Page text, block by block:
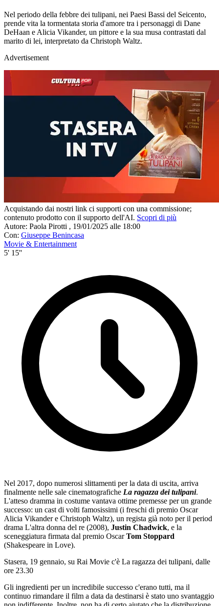
Nel periodo della febbre dei tulipani, nei Paesi Bassi del Seicento,
prende vita la tormentata storia d'amore tra i personaggi di Dane
DeHaan e Alicia Vikander, un pittore e la sua musa contrastati dal
marito di lei, interpretato da Christoph Waltz.
Advertisement
Acquistando dai nostri link ci supporti con una commissione;
contenuto prodotto con il supporto dell'AI. Scopri di più
Autore: Paola Pirotti , 19/01/2025 alle 18:00
Con: Giuseppe Benincasa
Movie & Entertainment
5' 15''
Nel 2017, dopo numerosi slittamenti per la data di uscita, arriva
finalmente nelle sale cinematografiche La ragazza dei tulipani.
L'atteso dramma in costume vantava ottime premesse per un grande
successo: un cast di volti famosissimi (i freschi di premio Oscar
Alicia Vikander e Christoph Waltz), un regista già noto per il period
drama L'altra donna del re (2008), Justin Chadwick, e la
sceneggiatura firmata dal premio OscarTom Stoppard
(Shakespeare in Love).
Stasera, 19 gennaio, su Rai Movie c'è La ragazza dei tulipani, dalle
ore 23.30
Gli ingredienti per un incredibile successo c'erano tutti, ma il
continuo rimandare il film a data da destinarsi è stato uno svantaggio